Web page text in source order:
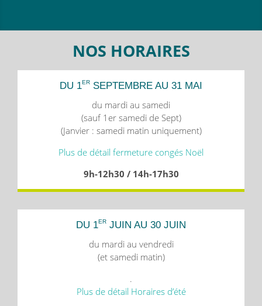
NOS HORAIRES
DU 1ER SEPTEMBRE AU 31 MAI
du mardi au samedi
(sauf 1er samedi de Sept)
(Janvier : samedi matin uniquement)
Plus de détail fermeture congés Noël
9h-12h30 / 14h-17h30
DU 1ER JUIN AU 30 JUIN
du mardi au vendredi
(et samedi matin)
.
Plus de détail Horaires d’été